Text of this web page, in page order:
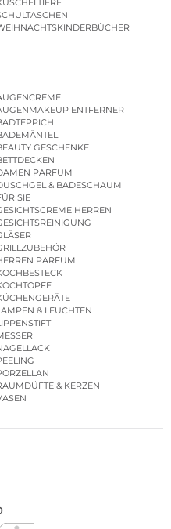
| KINDERGARTENBEUTEL
ENTFERNER
GESCHENKE
PARFUM
& BADESCHAUM
SIE
HERREN
PARFUM
& LEUCHTEN
& KERZEN